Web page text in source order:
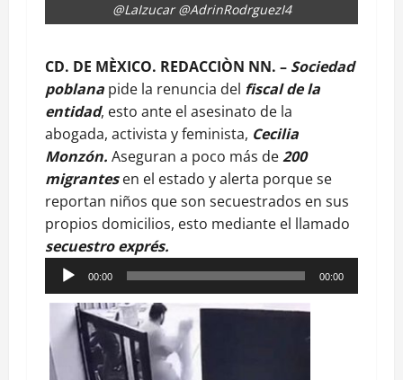
@LaIzucar @AdrinRodrguezI4
CD. DE MÈXICO. REDACCIÒN NN. – Sociedad
poblana pide la renuncia del fiscal de la
entidad, esto ante el asesinato de la
abogada, activista y feminista, Cecilia
Monzón. Aseguran a poco más de200
migrantes en el estado y alerta porque se
reportan niños que son secuestrados en sus
propios domicilios, esto mediante el llamado
secuestro exprés.
Reproductor
de
audio
00:00 00:00